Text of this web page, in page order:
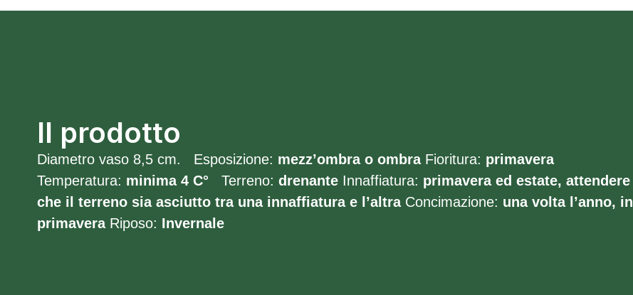
Il prodotto
Diametro vaso 8,5 cm. Esposizione: mezz’ombra o ombraFioritura: primavera
Temperatura: minima 4 C° Terreno: drenante Innaffiatura: primavera ed estate, attendere
che il terreno sia asciutto tra una innaffiatura e l’altraConcimazione: una volta l’anno, in
primaveraRiposo: Invernale